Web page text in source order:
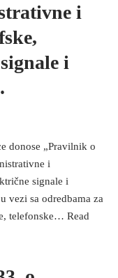
i
i
donose „Pravilnik o
i
signale i
vezi sa odredbama za
telefonske… Read